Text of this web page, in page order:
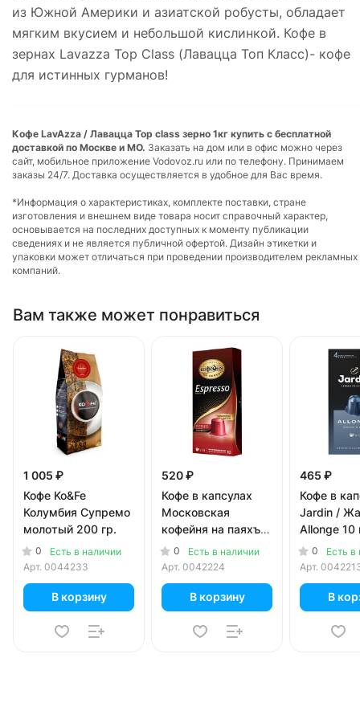
из Южной Америки и азиатской робусты, обладает
мягким вкусием и небольшой кислинкой. Кофе в
зернах Lavazza Top Class (Лавацца Топ Класс)- кофе
для истинных гурманов!
Кофе LavAzza / Лавацца Top class зерно 1кг купить с бесплатной
доставкой по Москве и МО. Заказать на дом или в офис можно через
сайт, мобильное приложение Vodovoz.ru или по телефону. Принимаем
заказы 24/7. Доставка осуществляется в удобное для Вас время.
*Информация о характеристиках, комплекте поставки, стране
изготовления и внешнем виде товара носит справочный характер,
основывается на последних доступных к моменту публикации
сведениях и не является публичной офертой. Дизайн этикетки и
упаковки может отличаться при проведении производителем рекламных
компаний.
Вам также может понравиться
1 005 ₽
Кофе Ko&Fe
Колумбия Супремо
молотый 200 гр.
0
Есть в наличии
Арт. 0044233
В корзину
520 ₽
Кофе в капсулах
Московская
кофейня на паяхъ
Espresso Intense 10
шт, 5 гр
0
Есть в наличии
Арт. 0042224
В корзину
465 ₽
Кофе в
Jardin /
Allonge 10
0
Есть в
Арт.
В